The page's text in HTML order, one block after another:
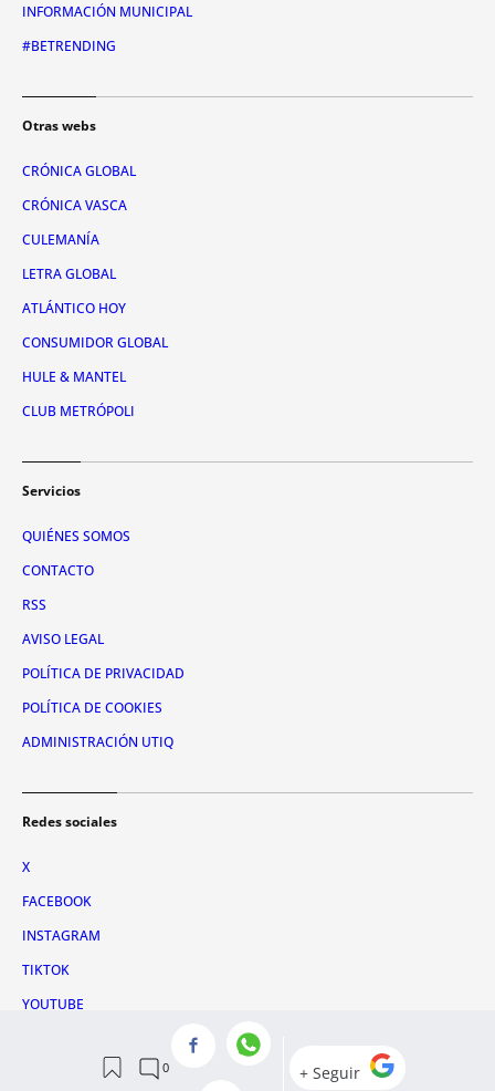
INFORMACIÓN MUNICIPAL
#BETRENDING
Otras webs
CRÓNICA GLOBAL
CRÓNICA VASCA
CULEMANÍA
LETRA GLOBAL
ATLÁNTICO HOY
CONSUMIDOR GLOBAL
HULE & MANTEL
CLUB METRÓPOLI
Servicios
QUIÉNES SOMOS
CONTACTO
RSS
AVISO LEGAL
POLÍTICA DE PRIVACIDAD
POLÍTICA DE COOKIES
ADMINISTRACIÓN UTIQ
Redes sociales
X
FACEBOOK
INSTAGRAM
TIKTOK
YOUTUBE